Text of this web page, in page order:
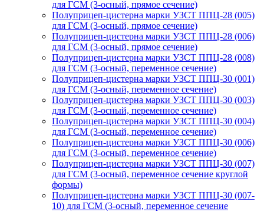
для ГСМ (3-осный, прямое сечение)
Полуприцеп-цистерна марки УЗСТ ППЦ-28 (005)
для ГСМ (3-осный, прямое сечение)
Полуприцеп-цистерна марки УЗСТ ППЦ-28 (006)
для ГСМ (3-осный, прямое сечение)
Полуприцеп-цистерна марки УЗСТ ППЦ-28 (008)
для ГСМ (3-осный, переменное сечение)
Полуприцеп-цистерна марки УЗСТ ППЦ-30 (001)
для ГСМ (3-осный, переменное сечение)
Полуприцеп-цистерна марки УЗСТ ППЦ-30 (003)
для ГСМ (3-осный, переменное сечение)
Полуприцеп-цистерна марки УЗСТ ППЦ-30 (004)
для ГСМ (3-осный, переменное сечение)
Полуприцеп-цистерна марки УЗСТ ППЦ-30 (006)
для ГСМ (3-осный, переменное сечение)
Полуприцеп-цистерна марки УЗСТ ППЦ-30 (007)
для ГСМ (3-осный, переменное сечение круглой
формы)
Полуприцеп-цистерна марки УЗСТ ППЦ-30 (007-
10) для ГСМ (3-осный, переменное сечение